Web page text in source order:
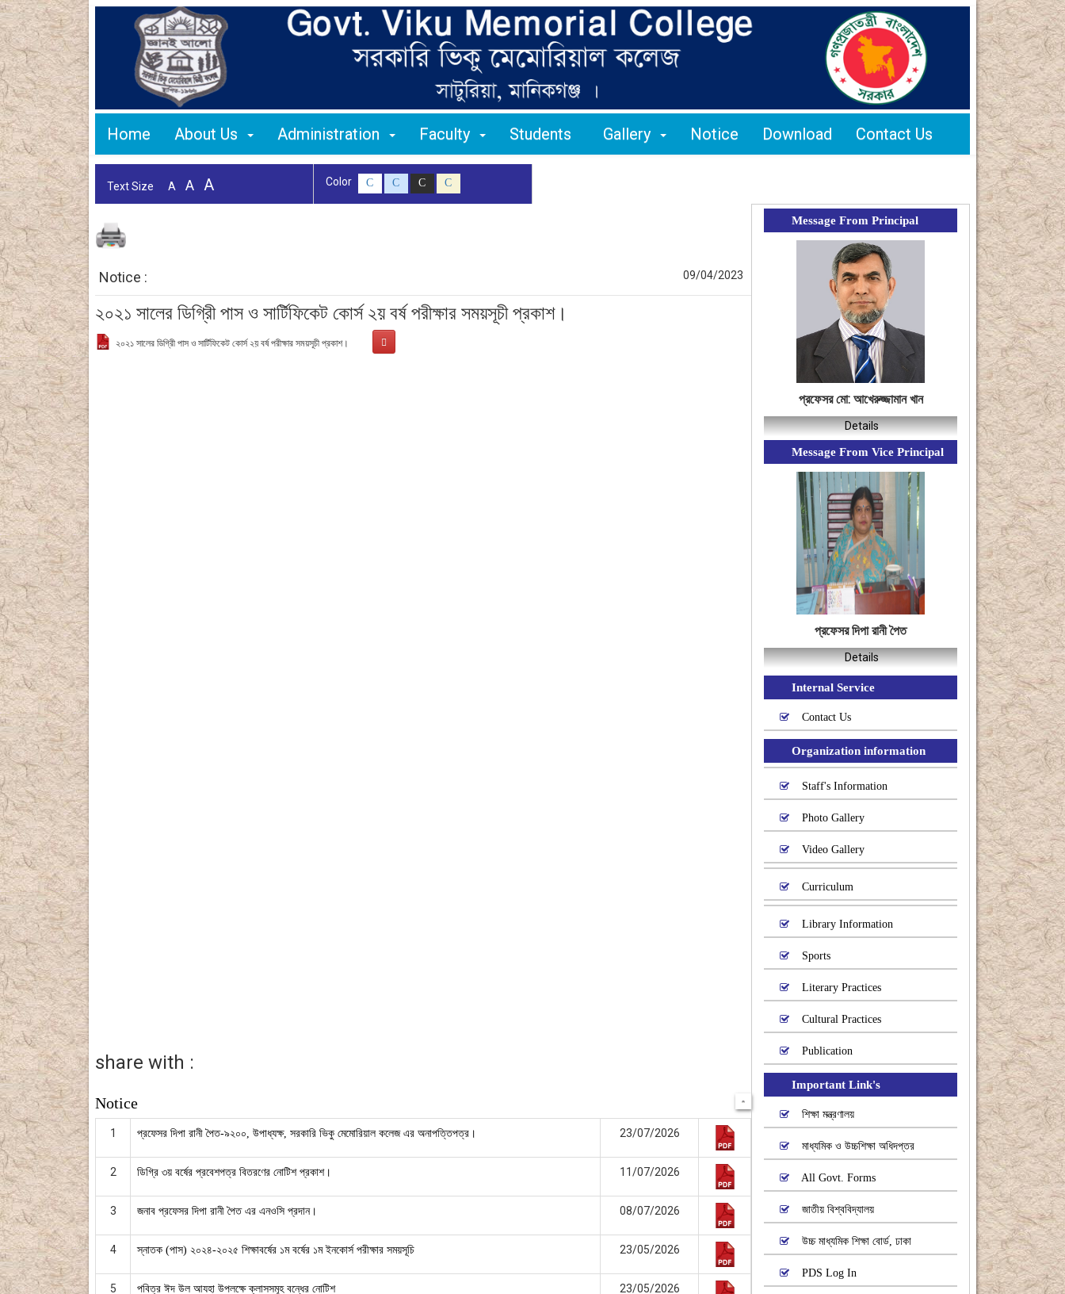
Home About Us Administration Faculty Students Gallery Notice Download Contact Us
Text Size A A A Color C C C C
Notice : 09/04/2023
২০২১ সালের ডিগ্রিী পাস ও সার্টিফিকেট কোর্স ২য় বর্ষ পরীক্ষার সময়সূচী প্রকাশ।
২০২১ সালের ডিগ্রিী পাস ও সার্টিফিকেট কোর্স ২য় বর্ষ পরীক্ষার সময়সূচী প্রকাশ।
share with :
Notice
1 প্রফেসর দিপা রানী পৈত-৯২০০, উপাধ্যক্ষ, সরকারি ভিকু মেমোরিয়াল কলেজ এর অনাপত্তিপত্র। 23/07/2026
2 ডিগ্রি ৩য় বর্ষের প্রবেশপত্র বিতরণের নোটিশ প্রকাশ। 11/07/2026
3 জনাব প্রফেসর দিপা রানী পৈত এর এনওসি প্রদান। 08/07/2026
4 স্নাতক (পাস) ২০২৪-২০২৫ শিক্ষাবর্ষের ১ম বর্ষের ১ম ইনকোর্স পরীক্ষার সময়সূচি 23/05/2026
5 পবিত্র ঈদ উল আযহা উপলক্ষে ক্লাসসমূহ বন্ধের নোটিশ 23/05/2026
Message From Principal
প্রফেসর মো: আখেরুজ্জামান খান
Details
Message From Vice Principal
প্রফেসর দিপা রানী পৈত
Details
Internal Service
Contact Us
Organization information
Staff's Information
Photo Gallery
Video Gallery
Curriculum
Library Information
Sports
Literary Practices
Cultural Practices
Publication
Important Link's
শিক্ষা মন্ত্রণালয়
মাধ্যমিক ও উচ্চশিক্ষা অধিদপ্তর
All Govt. Forms
জাতীয় বিশ্ববিদ্যালয়
উচ্চ মাধ্যমিক শিক্ষা বোর্ড, ঢাকা
PDS Log In